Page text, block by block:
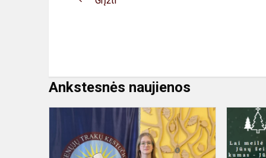
Ankstesnės naujienos
Sveikiname
Rūtą